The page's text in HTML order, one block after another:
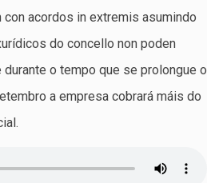
acordos in extremis asumindo
do concello non poden
durante o tempo que se prolongue o
a empresa cobrará máis do